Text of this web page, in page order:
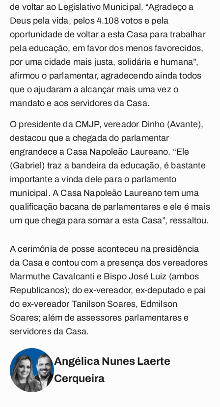
de voltar ao Legislativo Municipal. “Agradeço a
Deus pela vida, pelos 4.108 votos e pela
oportunidade de voltar a esta Casa para trabalhar
pela educação, em favor dos menos favorecidos,
por uma cidade mais justa, solidária e humana”,
afirmou o parlamentar, agradecendo ainda todos
que o ajudaram a alcançar mais uma vez o
mandato e aos servidores da Casa.
O presidente da CMJP, vereador Dinho (Avante),
destacou que a chegada do parlamentar
engrandece a Casa Napoleão Laureano. “Ele
(Gabriel) traz a bandeira da educação, é bastante
importante a vinda dele para o parlamento
municipal. A Casa Napoleão Laureano tem uma
qualificação bacana de parlamentares e ele é mais
um que chega para somar a esta Casa”, ressaltou.
A cerimônia de posse aconteceu na presidência
da Casa e contou com a presença dos vereadores
Marmuthe Cavalcanti e Bispo José Luiz (ambos
Republicanos); do ex-vereador, ex-deputado e pai
do ex-vereador Tanilson Soares, Edmilson
Soares; além de assessores parlamentares e
servidores da Casa.
Angélica Nunes Laerte
Cerqueira